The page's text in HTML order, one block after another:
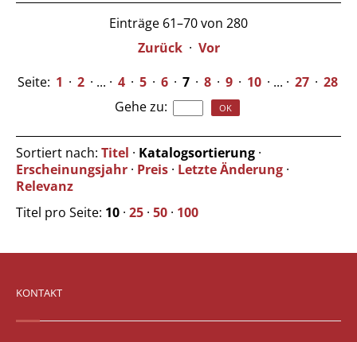
Einträge 61–70 von 280
Zurück · Vor
Seite: 1 · 2 · ... · 4 · 5 · 6 · 7 · 8 · 9 · 10 · ... · 27 · 28
Gehe zu:
Sortiert nach: Titel · Katalogsortierung ·
Erscheinungsjahr · Preis · Letzte Änderung ·
Relevanz
Titel pro Seite: 10 · 25 · 50 · 100
KONTAKT